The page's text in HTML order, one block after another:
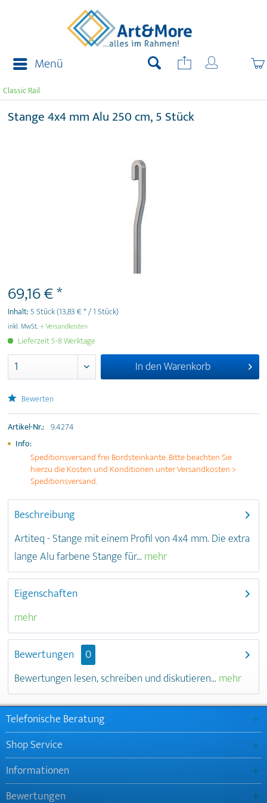
Menü
Classic Rail
Stange 4x4 mm Alu 250 cm, 5 Stück
69,16 € *
Inhalt:5 Stück(13,83 € * / 1 Stück)
inkl. MwSt.+ Versandkosten
Lieferzeit 5-8 Werktage
In denWarenkorb
Bewerten
Artikel-Nr.: 9.4274
Info:
Speditionsversand frei Bordsteinkante. Bitte beachten Sie
hierzu die Kosten und Konditionen unter Versandkosten >
Speditionsversand.
Beschreibung
Artiteq - Stange mit einem Profil von 4x4 mm. Die extra
lange Alu farbene Stange für... mehr
Eigenschaften
mehr
Bewertungen
0
Bewertungen lesen, schreiben und diskutieren... mehr
Telefonische Beratung
Shop Service
Informationen
Bewertungen